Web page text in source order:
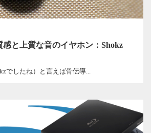
感と上質な音のイヤホン：Shokz
でしたね）と言えば骨伝導...